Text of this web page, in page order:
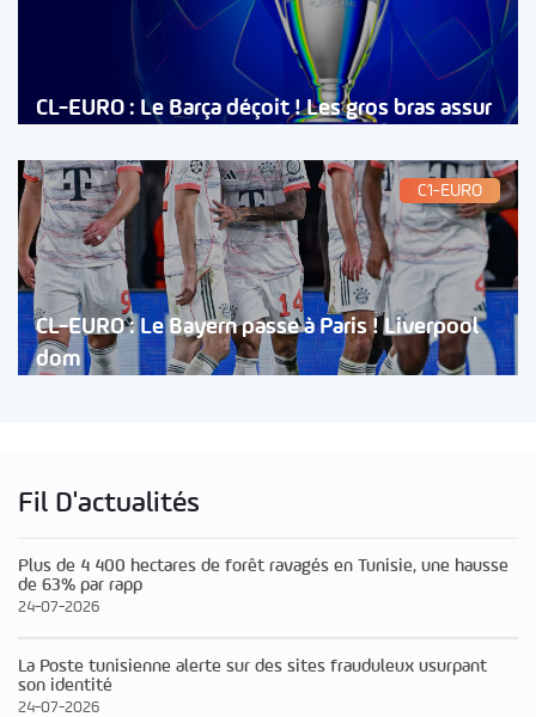
CL-EURO : Le Barça déçoit ! Les gros bras assur
C1-EURO
CL-EURO : Le Bayern passe à Paris ! Liverpool
dom
Fil D'actualités
Plus de 4 400 hectares de forêt ravagés en Tunisie, une hausse
de 63% par rapp
24-07-2026
La Poste tunisienne alerte sur des sites frauduleux usurpant
son identité
24-07-2026